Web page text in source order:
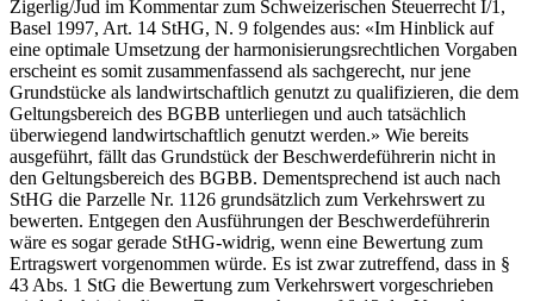
Zigerlig/Jud im Kommentar zum Schweizerischen Steuerrecht I/1,
Basel 1997, Art. 14 StHG, N. 9 folgendes aus: «Im Hinblick auf
eine optimale Umsetzung der harmonisierungsrechtlichen Vorgaben
erscheint es somit zusammenfassend als sachgerecht, nur jene
Grundstücke als landwirtschaftlich genutzt zu qualifizieren, die dem
Geltungsbereich des BGBB unterliegen und auch tatsächlich
überwiegend landwirtschaftlich genutzt werden.» Wie bereits
ausgeführt, fällt das Grundstück der Beschwerdeführerin nicht in
den Geltungsbereich des BGBB. Dementsprechend ist auch nach
StHG die Parzelle Nr. 1126 grundsätzlich zum Verkehrswert zu
bewerten. Entgegen den Ausführungen der Beschwerdeführerin
wäre es sogar gerade StHG-widrig, wenn eine Bewertung zum
Ertragswert vorgenommen würde. Es ist zwar zutreffend, dass in §
43 Abs. 1 StG die Bewertung zum Verkehrswert vorgeschrieben